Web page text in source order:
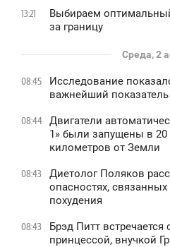
13:21
Выбираем
за границу
Среда, 2
08:45
Исследование
важнейший показатель
08:44
Двигатели
1» были запущены в
километров от Земли
08:43
Диетолог Поляков
опасностях,
похудения
08:43
Брэд Питт встречается
принцессой, внучкой